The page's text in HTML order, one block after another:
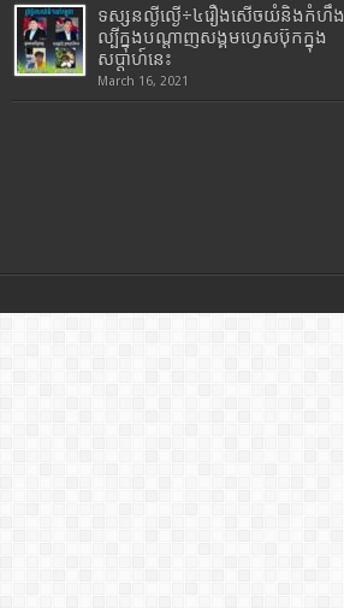
ទស្សនល្ងីល្ងើ÷៤រឿងសើចយំនិងកំហឹង
ល្បីក្នុងបណ្តាញសង្គមហ្វេសប៊ុកក្នុង
សប្តាហ៍នេះ
March 16, 2021